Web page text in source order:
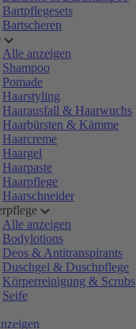
Bartpflegesets
Bartscheren
Alle anzeigen
Shampoo
Pomade
Haarstyling
Haarausfall & Haarwuchs
Haarbürsten & Kämme
Haarcreme
Haargel
Haarpaste
Haarpflege
Haarschneider
Alle anzeigen
Bodylotions
Deos & Antitranspirants
Duschgel & Duschpflege
Körperreinigung & Scrubs
Seife